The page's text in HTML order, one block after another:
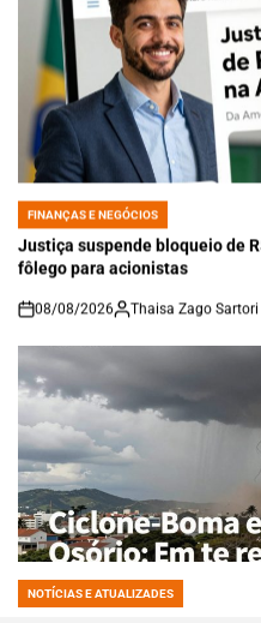
POSTED
IN
FINANÇAS E NEGÓCIOS
Justiça suspende bloqueio de
fôlego para acionistas
on
08/08/2026 Thaisa Zago Sartori
POSTED
NOTÍCIAS E ATUALIZADES